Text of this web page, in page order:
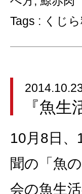
Tags : くじ
『魚
10月8日、
聞の「魚
会の魚生